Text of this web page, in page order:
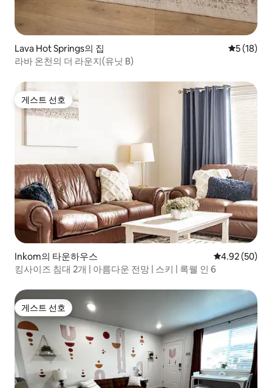
Lava Hot Springs의 집 평점 5점
5 (18)
라바 온천의 더 라운지(유닛 B)
게스트 선호
게스트 선호
Inkom의 타운하우스 평점 4.92점(5
4.92 (50)
킹사이즈 침대 2개 | 아름다운 전망 | 스키 | 록웰 인 6
게스트 선호
게스트 선호